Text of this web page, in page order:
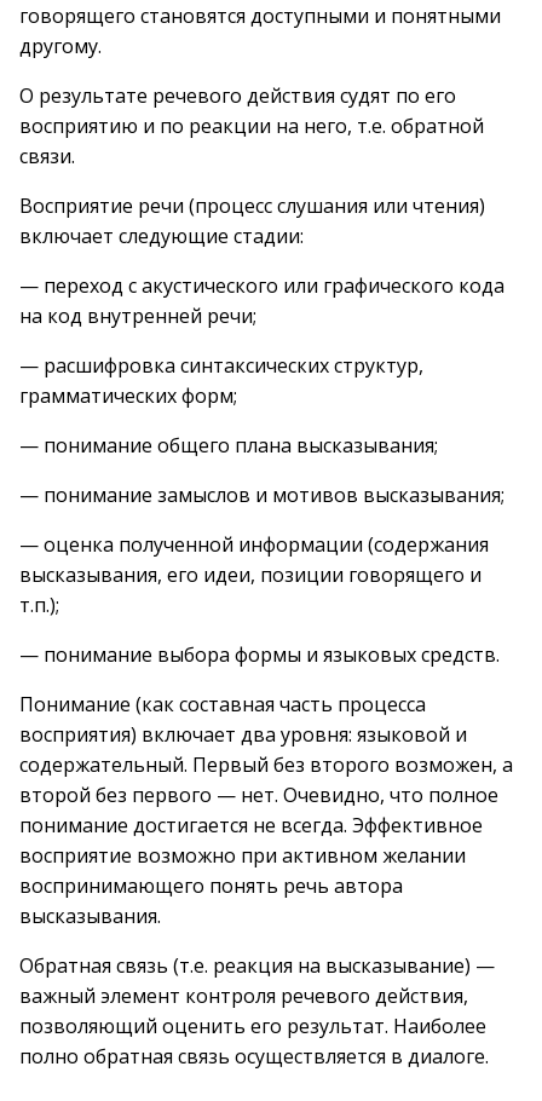
говорящего становятся доступными и понятными
другому.
О результате речевого действия судят по его
восприятию и по реакции на него, т.е. обратной
связи.
Восприятие речи (процесс слушания или чтения)
включает следующие стадии:
— переход с акустического или графического кода
на код внутренней речи;
— расшифровка синтаксических структур,
грамматических форм;
— понимание общего плана высказывания;
— понимание замыслов и мотивов высказывания;
— оценка полученной информации (содержания
высказывания, его идеи, позиции говорящего и
т.п.);
— понимание выбора формы и языковых средств.
Понимание (как составная часть процесса
восприятия) включает два уровня: языковой и
содержательный. Первый без второго возможен, а
второй без первого — нет. Очевидно, что полное
понимание достигается не всегда. Эффективное
восприятие возможно при активном желании
воспринимающего понять речь автора
высказывания.
Обратная связь (т.е. реакция на высказывание) —
важный элемент контроля речевого действия,
позволяющий оценить его результат. Наиболее
полно обратная связь осуществляется в диалоге.